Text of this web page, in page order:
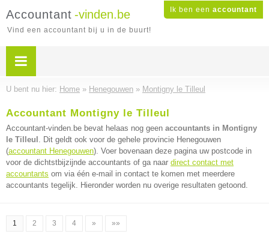
Ik ben een accountant
Accountant -vinden.be
Vind een accountant bij u in de buurt!
U bent nu hier: Home » Henegouwen » Montigny le Tilleul
Accountant Montigny le Tilleul
Accountant-vinden.be bevat helaas nog geen accountants in Montigny
le Tilleul . Dit geldt ook voor de gehele provincie Henegouwen
(accountant Henegouwen). Voer bovenaan deze pagina uw postcode in
voor de dichtstbijzijnde accountants of ga naar direct contact met
accountants om via één e-mail in contact te komen met meerdere
accountants tegelijk. Hieronder worden nu overige resultaten getoond.
1 2 3 4 » »»